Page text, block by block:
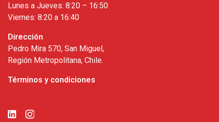
Lunes a Jueves: 8:20 – 16:50
Viernes: 8:20 a 16:40
Dirección
Pedro Mira 570, San Miguel,
Región Metropolitana, Chile.
Términos y condiciones